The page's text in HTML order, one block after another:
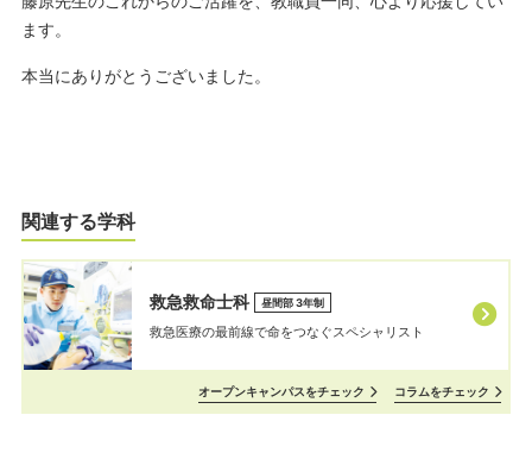
ます。
本当にありがとうございました。
関連する学科
救急救命士科 昼間部 3年制
救急医療の最前線で命をつなぐスペシャリスト
オープンキャンパスをチェック コラムをチェック